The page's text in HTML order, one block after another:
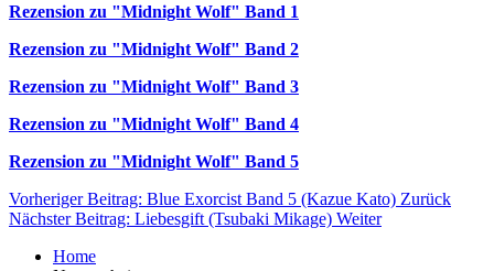
Rezension zu "Midnight Wolf" Band 1
Rezension zu "Midnight Wolf" Band 2
Rezension zu "Midnight Wolf" Band 3
Rezension zu "Midnight Wolf" Band 4
Rezension zu "Midnight Wolf" Band 5
Vorheriger Beitrag: Blue Exorcist Band 5 (Kazue Kato) Zurück
Nächster Beitrag: Liebesgift (Tsubaki Mikage) Weiter
Home